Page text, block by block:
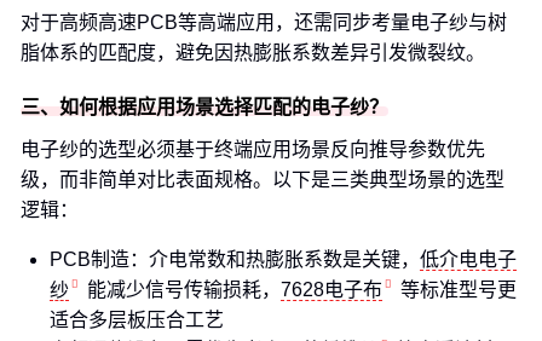
对于高频高速PCB等高端应用，还需同步考量电子纱与树
脂体系的匹配度，避免因热膨胀系数差异引发微裂纹。
三、如何根据应用场景选择匹配的电子纱？
电子纱的选型必须基于终端应用场景反向推导参数优先
级，而非简单对比表面规格。以下是三类典型场景的选型
逻辑：
PCB制造：介电常数和热膨胀系数是关键， 低介电电子
纱
能减少信号传输损耗， 7628电子布
等标准型号更
适合多层板压合工艺